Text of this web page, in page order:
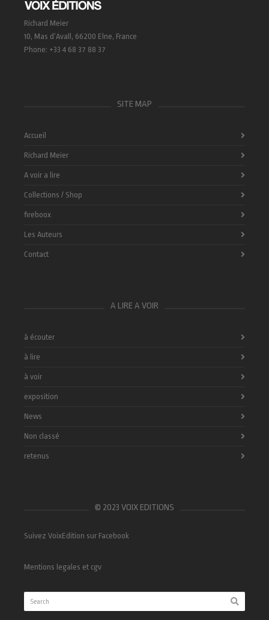
Richard Meier
10, Mas d’Avall, 66200 Elne, France
Phone: +33 4 68 37 88 37
SITE MAP
Accueil
Richard Meier
A voir a lire
Collections / Shop
fireboox
Les Auteurs
Contact
A LIRE A VOIR
à écouter
à lire
à voir
exposition
News
Non classé
retenus
© 2023 VOIX EDITIONS
Suivez VoixEdition sur Facebook
Mentions legales et cgv